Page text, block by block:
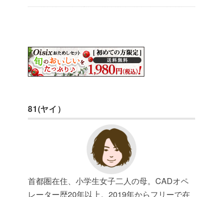
81(ヤイ）
首都圏在住、小学生女子二人の母。CADオペ
レーター歴20年以上。2019年からフリーで在